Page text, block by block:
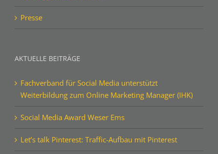
Presse
AKTUELLE BEITRÄGE
Fachverband für Social Media unterstützt
Weiterbildung zum Online Marketing Manager (IHK)
Social Media Award Weser Ems
Let’s talk Pinterest: Traffic-Aufbau mit Pinterest